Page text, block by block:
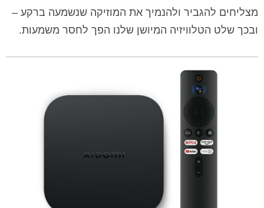
מצליחים להגביר ולהנמיך את המוזיקה שנשמעה ברקע –
ובכך שלט הטלוויזיה המיושן שלנו הפך לחסר משמעות.